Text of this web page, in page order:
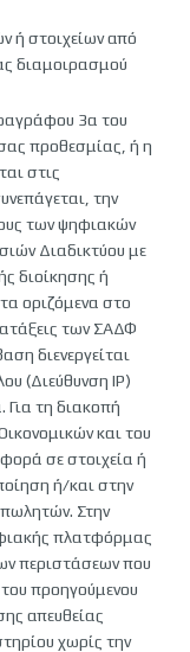
ή στοιχείων από
διαμοιρασμού
3α του
προθεσμίας, ή η
στις
την
των ψηφιακών
Διαδικτύου με
διοίκησης ή
οριζόμενα στο
των ΣΑΔΦ
διενεργείται
(Διεύθυνση IP)
Για τη διακοπή
και του
σε στοιχεία ή
ή/και στην
Στην
πλατφόρμας
περιστάσεων που
προηγούμενου
απευθείας
χωρίς την